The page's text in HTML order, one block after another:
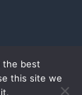
the best
this site we